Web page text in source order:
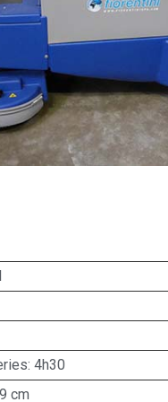
4h30
cm